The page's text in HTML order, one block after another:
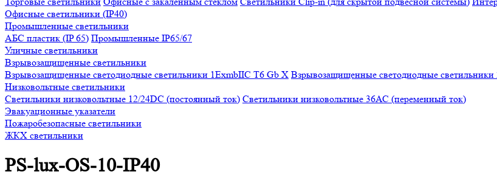
Офисные светильники (IP40)
Промышленные светильники
АБС пластик (IP 65) Промышленные IP65/67
Уличные светильники
Взрывозащищенные светильники
Взрывозащищенные светодиодные светильники 1ExmbIIC T6 Gb X Взрывозащищенные светодиодные
Низковольтные светильники
Светильники низковольтные 12/24DC (постоянный ток) Светильники низковольтные 36АС (переменный ток)
Эвакуационные указатели
Пожаробезопасные светильники
ЖКХ светильники
PS-lux-OS-10-IP40